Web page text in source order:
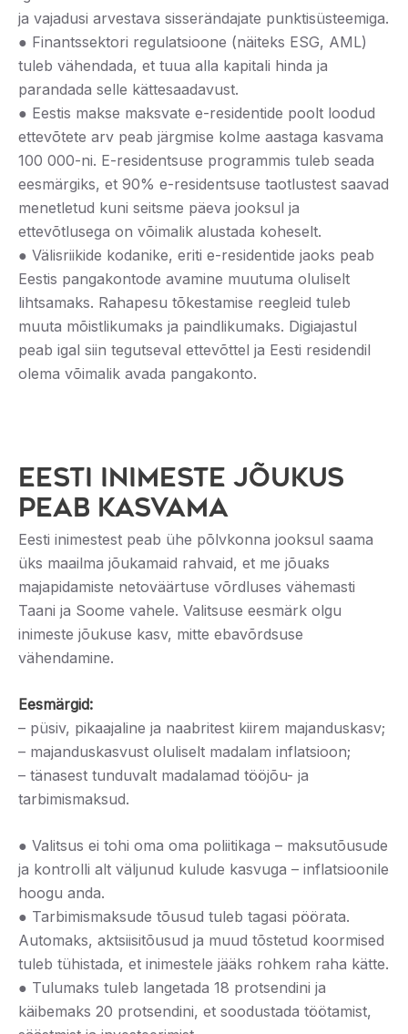
ja vajadusi arvestava sisserändajate punktisüsteemiga.
● Finantssektori regulatsioone (näiteks ESG, AML)
tuleb vähendada, et tuua alla kapitali hinda ja
parandada selle kättesaadavust.
● Eestis makse maksvate e-residentide poolt loodud
ettevõtete arv peab järgmise kolme aastaga kasvama
100 000-ni. E-residentsuse programmis tuleb seada
eesmärgiks, et 90% e-residentsuse taotlustest saavad
menetletud kuni seitsme päeva jooksul ja
ettevõtlusega on võimalik alustada koheselt.
● Välisriikide kodanike, eriti e-residentide jaoks peab
Eestis pangakontode avamine muutuma oluliselt
lihtsamaks. Rahapesu tõkestamise reegleid tuleb
muuta mõistlikumaks ja paindlikumaks. Digiajastul
peab igal siin tegutseval ettevõttel ja Eesti residendil
olema võimalik avada pangakonto.
EESTI INIMESTE JÕUKUS
PEAB KASVAMA
Eesti inimestest peab ühe põlvkonna jooksul saama
üks maailma jõukamaid rahvaid, et me jõuaks
majapidamiste netoväärtuse võrdluses vähemasti
Taani ja Soome vahele. Valitsuse eesmärk olgu
inimeste jõukuse kasv, mitte ebavõrdsuse
vähendamine.
Eesmärgid:
– püsiv, pikaajaline ja naabritest kiirem majanduskasv;
– majanduskasvust oluliselt madalam inflatsioon;
– tänasest tunduvalt madalamad tööjõu- ja
tarbimismaksud.
● Valitsus ei tohi oma oma poliitikaga – maksutõusude
ja kontrolli alt väljunud kulude kasvuga – inflatsioonile
hoogu anda.
● Tarbimismaksude tõusud tuleb tagasi pöörata.
Automaks, aktsiisitõusud ja muud tõstetud koormised
tuleb tühistada, et inimestele jääks rohkem raha kätte.
● Tulumaks tuleb langetada 18 protsendini ja
käibemaks 20 protsendini, et soodustada töötamist,